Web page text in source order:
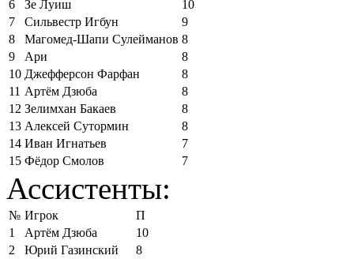
6 Зе Луиш
10
7
Сильвестр Игбун
9
8
Магомед-Шапи Сулейманов 8
9
Ари
8
10 Джефферсон Фарфан
8
11 Артём Дзюба
8
12 Зелимхан Бакаев
8
13 Алексей Сутормин
8
14 Иван Игнатьев
7
15 Фёдор Смолов 7
Ассистенты:
№ Игрок
П
1
Артём Дзюба
10
2
Юрий Газинский
8